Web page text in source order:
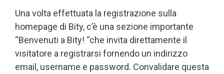
Una volta effettuata la registrazione sulla
homepage di Bity, c’è una sezione importante
“Benvenuti a Bity! “che invita direttamente il
visitatore a registrarsi fornendo un indirizzo
email, username e password. Convalidare questa